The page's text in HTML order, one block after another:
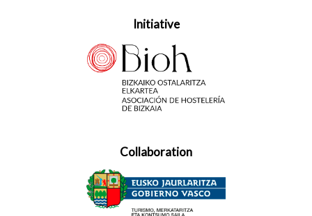
Initiative
Collaboration